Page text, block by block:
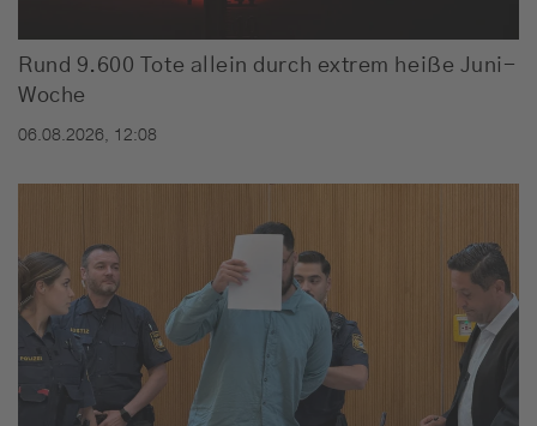
Rund 9.600 Tote allein durch extrem heiße Juni-
Woche
06.08.2026, 12:08